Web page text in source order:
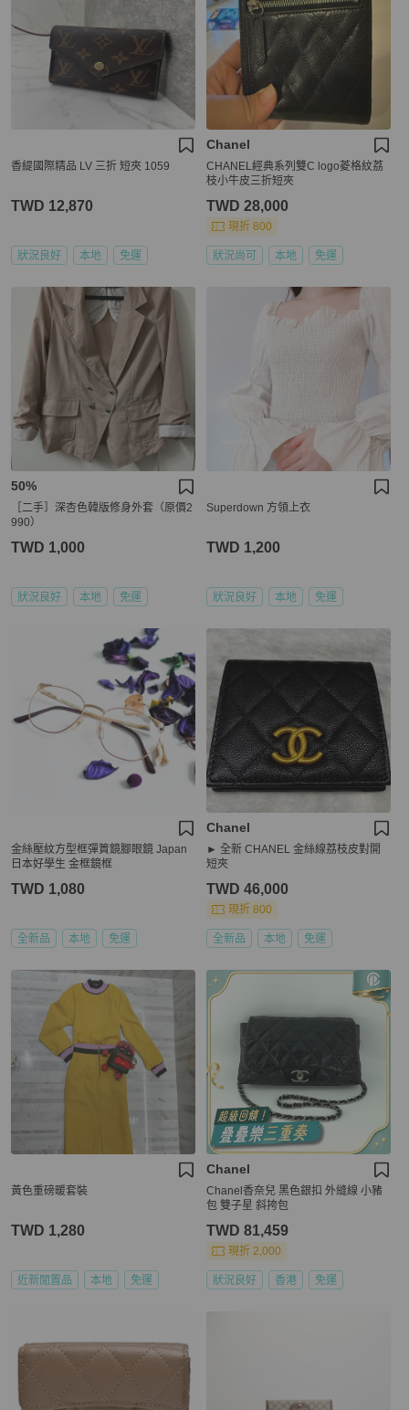
香緹國際精品 LV 三折 短夾 1059
TWD 12,870
狀況良好 本地 免運
Chanel
CHANEL經典系列雙C logo菱格紋荔
枝小牛皮三折短夾
TWD 28,000
現折 800
狀況尚可 本地 免運
50%
［二手］深杏色韓版修身外套（原價2
990）
TWD 1,000
狀況良好 本地 免運
Superdown 方領上衣
TWD 1,200
狀況良好 本地 免運
金絲壓紋方型框彈篢鏡腳眼鏡 Japan
日本好學生 金框鏡框
TWD 1,080
全新品 本地 免運
Chanel
► 全新 CHANEL 金絲線荔枝皮對開
短夾
TWD 46,000
現折 800
全新品 本地 免運
黃色重磅暖套裝
TWD 1,280
近新閒置品 本地 免運
Chanel
Chanel香奈兒 黑色銀扣 外縫線 小豬
包 雙子星 斜挎包
TWD 81,459
現折 2,000
狀況良好 香港 免運